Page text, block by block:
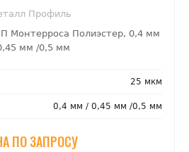
Профиль
Монтерроса Полиэстер, 0,4 мм
мм /0,5 мм
25 мкм
0,4 мм / 0,45 мм /0,5 мм
ПО ЗАПРОСУ